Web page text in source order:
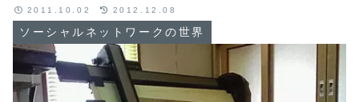
ソーシャルネットワークの世界
2011.10.02 2012.12.08